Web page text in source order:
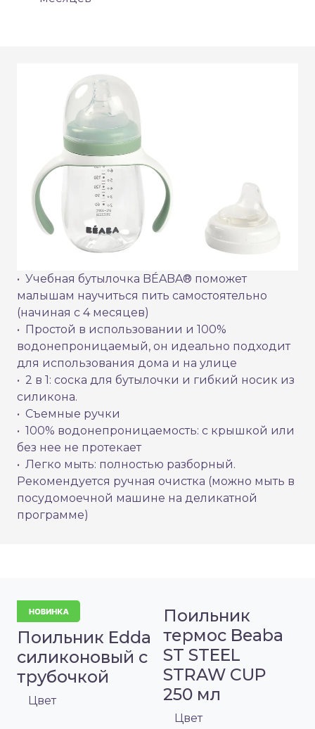
• Учебная бутылочка BÉABA® поможет
малышам научиться пить самостоятельно
(начиная с 4 месяцев)
• Простой в использовании и 100%
водонепроницаемый, он идеально подходит
для использования дома и на улице
• 2 в 1: соска для бутылочки и гибкий носик из
силикона.
• Съемные ручки
• 100% водонепроницаемость: с крышкой или
без нее не протекает
• Легко мыть: полностью разборный.
Рекомендуется ручная очистка (можно мыть в
посудомоечной машине на деликатной
программе)
Поильник Edda
силиконовый с
трубочкой
Цвет
Поильник
термос Beaba
ST STEEL
STRAW CUP
250 мл
Цвет